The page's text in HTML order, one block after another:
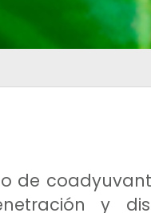
de
y